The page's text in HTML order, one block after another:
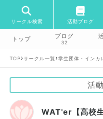
サークル検索 活動ブログ
トップ ブログ
32
TOP›サークル一覧 ›学生団体・インカ
活
WAT'er【高校生